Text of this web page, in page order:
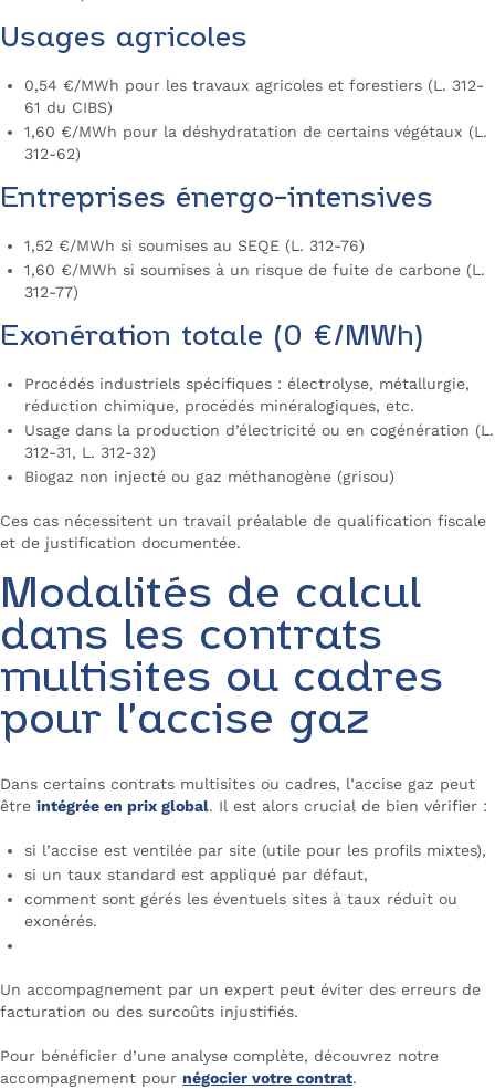
Usages agricoles
0,54 €/MWh pour les travaux agricoles et forestiers (L. 312-
61 du CIBS)
1,60 €/MWh pour la déshydratation de certains végétaux (L.
312-62)
Entreprises énergo-intensives
1,52 €/MWh si soumises au SEQE (L. 312-76)
1,60 €/MWh si soumises à un risque de fuite de carbone (L.
312-77)
Exonération totale (0 €/MWh)
Procédés industriels spécifiques : électrolyse, métallurgie,
réduction chimique, procédés minéralogiques, etc.
Usage dans la production d’électricité ou en cogénération (L.
312-31, L. 312-32)
Biogaz non injecté ou gaz méthanogène (grisou)
Ces cas nécessitent un travail préalable de qualification fiscale
et de justification documentée.
Modalités de calcul
dans les contrats
multisites ou cadres
pour l’accise gaz
Dans certains contrats multisites ou cadres, l’accise gaz peut
être intégrée en prix global. Il est alors crucial de bien vérifier :
si l’accise est ventilée par site (utile pour les profils mixtes),
si un taux standard est appliqué par défaut,
comment sont gérés les éventuels sites à taux réduit ou
exonérés.
Un accompagnement par un expert peut éviter des erreurs de
facturation ou des surcoûts injustifiés.
Pour bénéficier d’une analyse complète, découvrez notre
accompagnement pour négocier votre contrat.